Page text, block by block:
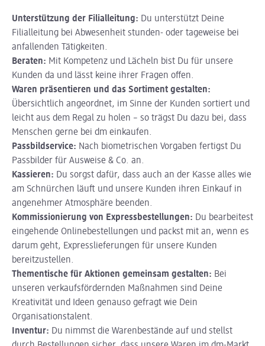
Unterstützung der Filialleitung: Du unterstützt Deine
Filialleitung bei Abwesenheit stunden- oder tageweise bei
anfallenden Tätigkeiten.
Beraten: Mit Kompetenz und Lächeln bist Du für unsere
Kunden da und lässt keine ihrer Fragen offen.
Waren präsentieren und das Sortiment gestalten:
Übersichtlich angeordnet, im Sinne der Kunden sortiert und
leicht aus dem Regal zu holen – so trägst Du dazu bei, dass
Menschen gerne bei dm einkaufen.
Passbildservice: Nach biometrischen Vorgaben fertigst Du
Passbilder für Ausweise & Co. an.
Kassieren: Du sorgst dafür, dass auch an der Kasse alles wie
am Schnürchen läuft und unsere Kunden ihren Einkauf in
angenehmer Atmosphäre beenden.
Kommissionierung von Expressbestellungen: Du bearbeitest
eingehende Onlinebestellungen und packst mit an, wenn es
darum geht, Expresslieferungen für unsere Kunden
bereitzustellen.
Thementische für Aktionen gemeinsam gestalten: Bei
unseren verkaufsfördernden Maßnahmen sind Deine
Kreativität und Ideen genauso gefragt wie Dein
Organisationstalent.
Inventur: Du nimmst die Warenbestände auf und stellst